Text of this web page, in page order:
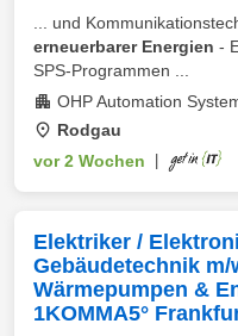
... und
erneuerbarer Energien -
SPS-Programmen ...
OHP Automation
Rodgau
vor 2 Wochen
Elektriker /
Gebäudetechnik
Wärmepumpen &
1KOMMA5°